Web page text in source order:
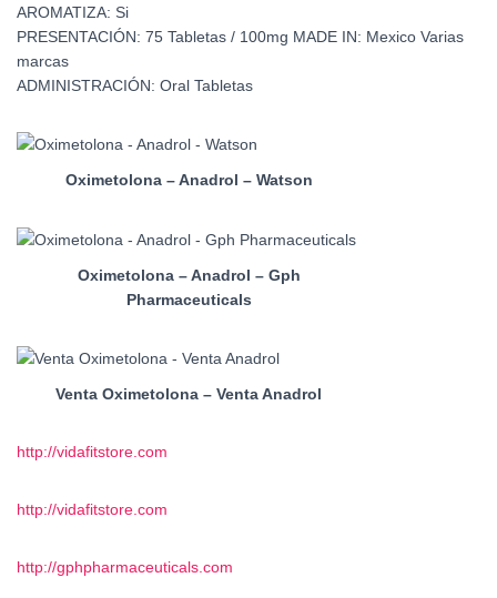
AROMATIZA: Si
PRESENTACIÓN: 75 Tabletas / 100mg MADE IN: Mexico Varias
marcas
ADMINISTRACIÓN: Oral Tabletas
Oximetolona – Anadrol – Watson
Oximetolona – Anadrol – Gph
Pharmaceuticals
Venta Oximetolona – Venta Anadrol
http://vidafitstore.com
http://vidafitstore.com
http://gphpharmaceuticals.com